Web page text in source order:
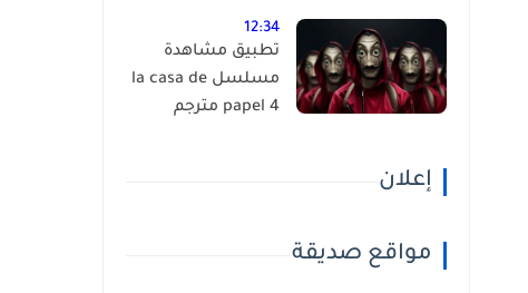
بنفسك ! (أكثر من
90 موقع )
12:34
تطبيق مشاهدة
مسلسل la casa de
papel 4 مترجم
إعلان
مواقع صديقة